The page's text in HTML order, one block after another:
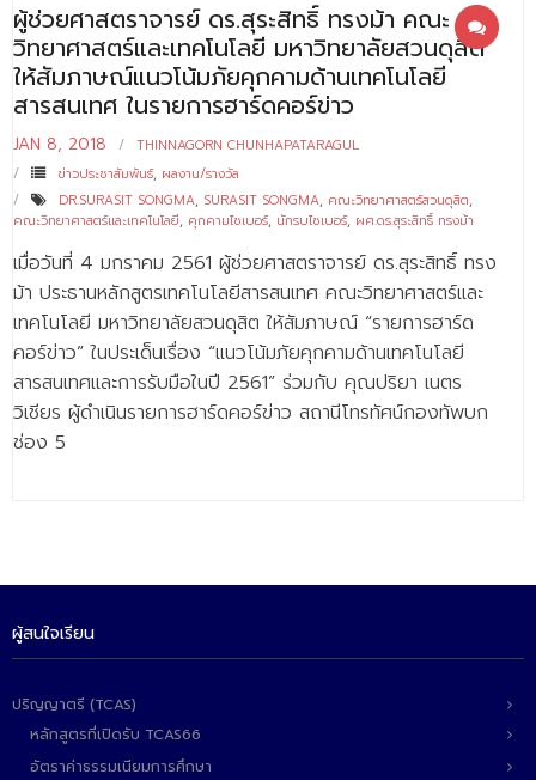
- วิทยาศาสตรบัณฑิต
- - วิทยาการคอมพิวเตอร์
- - วิทยาศาสตร์เครื่องสำอาง
- - อนามัยสิ่งแวดล้อมและสาธารณภัย
- - วิทยาศาสตร์การแพทย์
- - ความมั่นคงปลอดภัยไซเบอร์
- - อุตสาหกรรมชีวภาพเพื่อธุรกิจ
- ศึกษาศาสตรบัณฑิต
- - วิทยาศาสตร์ทั่วไป
ศูนย์บริการ
- ศูนย์เครื่องมือปฏิบัติการวิทยาศาสตร์
- ศูนย์ปัญญาประดิษฐ์เพื่อการศึกษา
ผู้ช่วยศาสตราจารย์ ดร.สุระสิทธิ์ ทรงม้า คณะ
วิทยาศาสตร์และเทคโนโลยี มหาวิทยาลัยสวนดุสิต
ให้สัมภาษณ์แนวโน้มภัยคุกคามด้านเทคโนโลยี
สารสนเทศ ในรายการฮาร์ดคอร์ข่าว
JAN 8, 2018
THINNAGORN CHUNHAPATARAGUL
ข่าวประชาสัมพันธ์, ผลงาน/รางวัล
DR.SURASIT SONGMA, SURASIT SONGMA, คณะวิทยาศาสตร์สวนดุสิต,
คณะวิทยาศาสตร์และเทคโนโลยี, คุกคามไซเบอร์, นักรบไซเบอร์, ผศ.ดร.สุระสิทธิ์ ทรงม้า
เมื่อวันที่ 4 มกราคม 2561 ผู้ช่วยศาสตราจารย์ ดร.สุระสิทธิ์ ทรง
ม้า ประธานหลักสูตรเทคโนโลยีสารสนเทศ คณะวิทยาศาสตร์และ
เทคโนโลยี มหาวิทยาลัยสวนดุสิต ให้สัมภาษณ์ “รายการฮาร์ด
คอร์ข่าว” ในประเด็นเรื่อง “แนวโน้มภัยคุกคามด้านเทคโนโลยี
สารสนเทศและการรับมือในปี 2561” ร่วมกับ คุณปริยา เนตร
วิเชียร ผู้ดำเนินรายการฮาร์ดคอร์ข่าว สถานีโทรทัศน์กองทัพบก
ช่อง 5
ผู้สนใจเรียน
ปริญญาตรี (TCAS)
หลักสูตรที่เปิดรับ TCAS66
อัตราค่าธรรมเนียมการศึกษา